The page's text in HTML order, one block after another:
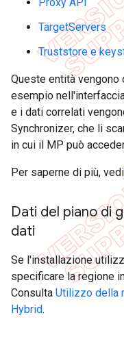
TargetServers
Truststore e
Queste entità vengono
esempio
e i dati correlati
Synchronizer, che li
in cui il MP può
Per saperne di più, vedi
Dati del piano di
dati
Se l'installazione
specificare la regione
Consulta Utilizzo della
Hybrid.